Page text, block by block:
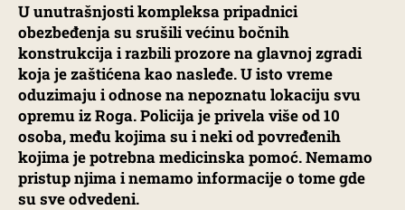
U unutrašnjosti kompleksa pripadnici
obezbeđenja su srušili većinu bočnih
konstrukcija i razbili prozore na glavnoj zgradi
koja je zaštićena kao nasleđe. U isto vreme
oduzimaju i odnose na nepoznatu lokaciju svu
opremu iz Roga. Policija je privela više od 10
osoba, među kojima su i neki od povređenih
kojima je potrebna medicinska pomoć. Nemamo
pristup njima i nemamo informacije o tome gde
su sve odvedeni.